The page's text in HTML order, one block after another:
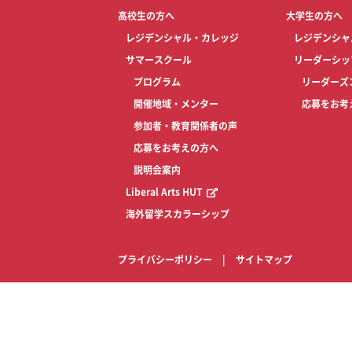
高校生の方へ
レジデンシャル・カレッジ
サマースクール
プログラム
開催地域・メンター
参加者・教育関係者の声
応募をお考えの方へ
説明会案内
Liberal Arts HUT
海外留学スカラーシップ
大学生の方へ
レジデンシ
リーダーシ
リーダーズ
応募をお考
プライバシーポリシー サイトマップ